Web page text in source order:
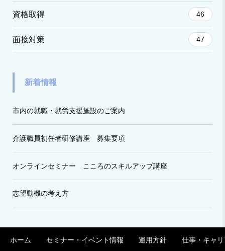
資格取得 46
面接対策 47
新着情報
市内の就職・就労支援施設のご案内
介護職員初任者研修講座 募集要項
オンラインセミナー こころのスキルアップ講座
志望動機の考え方
ホーム セミナー・イベント情報 運用方針 仕事・キャ